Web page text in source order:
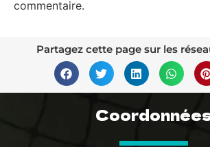
commentaire.
Partagez cette page sur les